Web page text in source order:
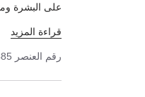
على البشرة
قراءة المزيد
رقم العنصر